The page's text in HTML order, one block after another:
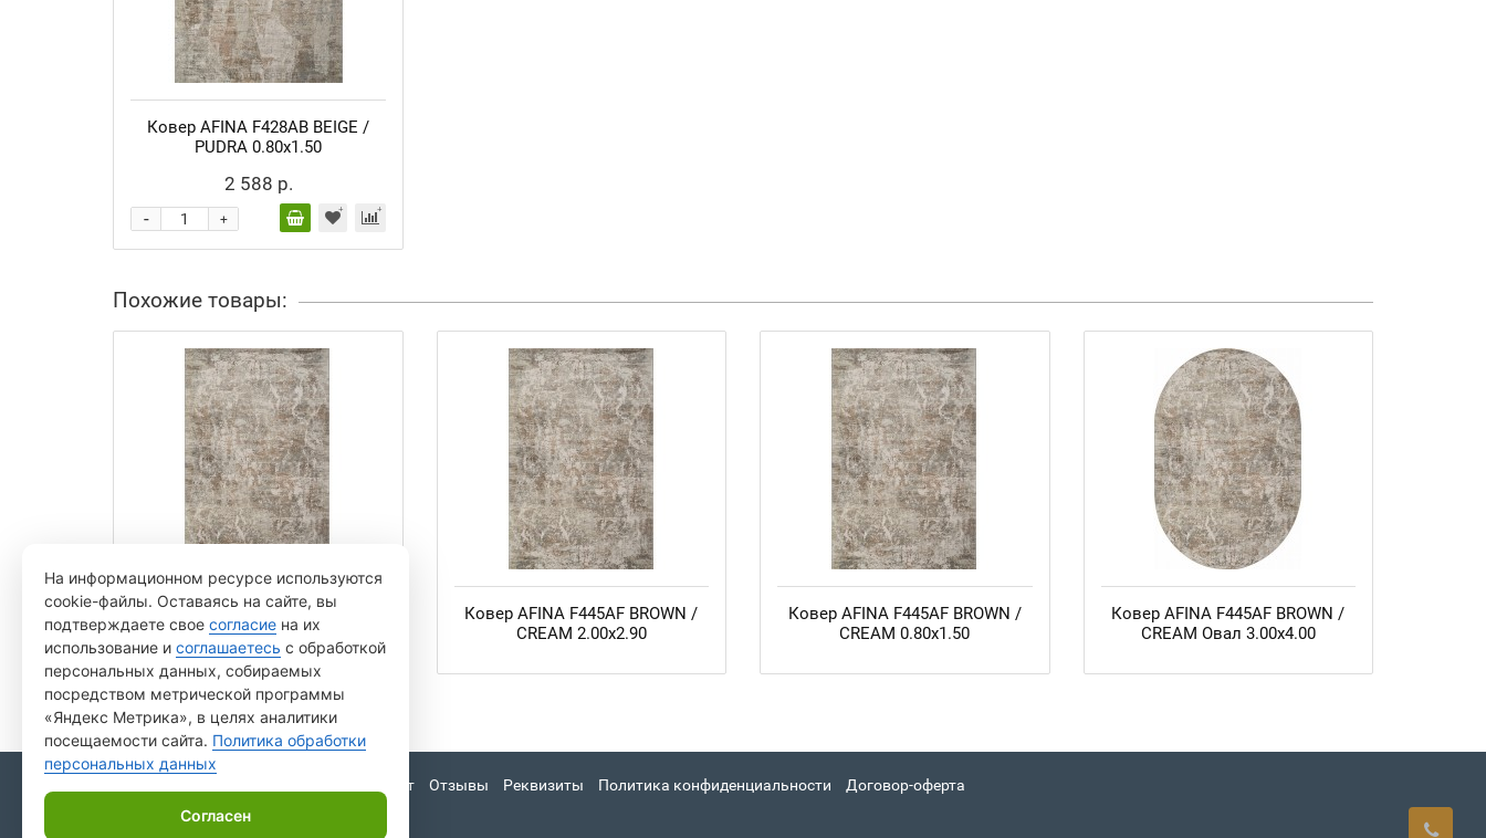
Ковер AFINA F428AB BEIGE /
PUDRA 0.80x1.50
2 588 р.
+
-
Похожие товары:
Ковер AFINA F445AF BROWN /
CREAM 2.00x4.00
Ковер AFINA F445AF BROWN /
CREAM 2.00x2.90
Ковер AFINA F445AF BROWN /
CREAM 0.80x1.50
Ковер AFINA F445AF BROWN /
CREAM Овал 3.00x4.00
Возврат Отзывы Реквизиты Политика конфиденциальности Договор-оферта
На информационном ресурсе используются
cookie-файлы. Оставаясь на сайте, вы
подтверждаете свое согласие на их
использование и соглашаетесь с обработкой
персональных данных, собираемых
посредством метрической программы
«Яндекс Метрика», в целях аналитики
посещаемости сайта. Политика обработки
персональных данных
Согласен